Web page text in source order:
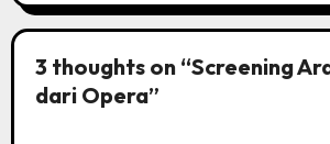
3 thoughts on “Screening
dari Opera”